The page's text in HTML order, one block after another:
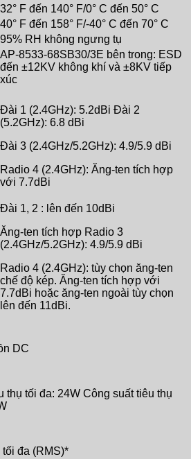
32° F đến 140° F/0° C đến 50° C
40° F đến 158° F/-40° C đến 70° C
95% RH không ngưng tụ
AP-8533-68SB30/3E bên trong: ESD
đến ±12KV không khí và ±8KV tiếp
xúc
Đài 1 (2.4GHz): 5.2dBi Đài 2
(5.2GHz): 6.8 dBi
Đài 3 (2.4GHz/5.2GHz): 4.9/5.9 dBi
Radio 4 (2.4GHz): Ăng-ten tích hợp
với 7.7dBi
Đài 1, 2 : lên đến 10dBi
Ăng-ten tích hợp Radio 3
(2.4GHz/5.2GHz): 4.9/5.9 dBi
Radio 4 (2.4GHz): tùy chọn ăng-ten
chế độ kép. Ăng-ten tích hợp với
7.7dBi hoặc ăng-ten ngoài tùy chọn
lên đến 11dBi.
DC
thụ tối đa: 24W Công suất tiêu thụ
đa (RMS)*